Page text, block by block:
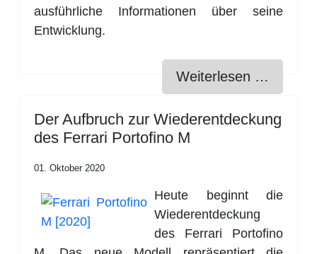
ausführliche Informationen über seine
Entwicklung.
Weiterlesen …
Der Aufbruch zur Wiederentdeckung
des Ferrari Portoﬁno M
01. Oktober 2020
Heute beginnt die
Wiederentdeckung
des Ferrari Portoﬁno